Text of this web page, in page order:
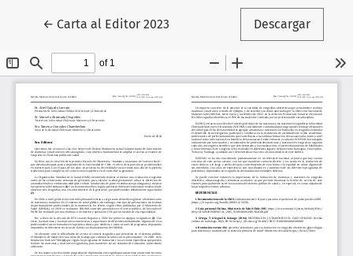
← Volver a los detalles del artículo
Carta al Editor 2023 Descargar